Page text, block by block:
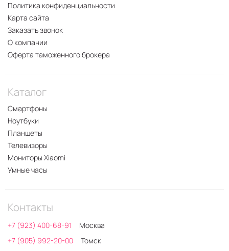
Политика конфиденциальности
Карта сайта
Заказать звонок
О компании
Оферта таможенного брокера
Каталог
Смартфоны
Ноутбуки
Планшеты
Телевизоры
Мониторы Xiaomi
Умные часы
Контакты
+7 (923) 400-68-91
Москва
+7 (905) 992-20-00
Томск